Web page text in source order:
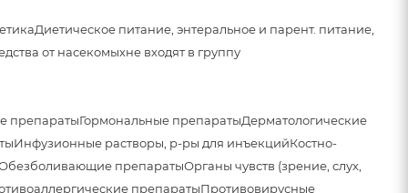
Диетическое питание, энтеральное и парент. питание,
от насекомыхне входят в группу
препаратыГормональные препаратыДерматологические
Инфузионные растворы, р-ры для инъекцийКостно-
препаратыОрганы чувств (зрение, слух,
препаратыПротивовирусные